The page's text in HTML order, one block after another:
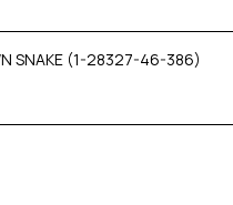
SNAKE (1-28327-46-386)